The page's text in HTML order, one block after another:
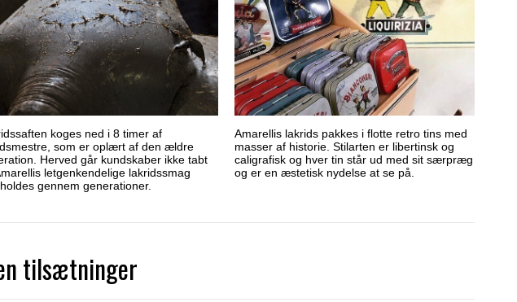
koges ned i 8 timer af
som er oplært af den ældre
Herved går kundskaber ikke tabt
letgenkendelige lakridssmag
gennem generationer.
Amarellis lakrids pakkes i flotte retro tins med
masser af historie. Stilarten er libertinsk og
caligrafisk og hver tin står ud med sit særpræg
og er en æstetisk nydelse at se på.
tilsætninger